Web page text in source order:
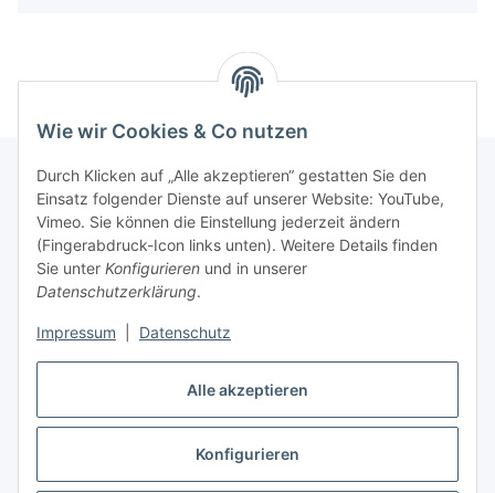
Alle akzeptieren
Konfigurieren
Wie wir Cookies & Co nutzen
Durch Klicken auf „Alle akzeptieren“ gestatten Sie den
Einsatz folgender Dienste auf unserer Website: YouTube,
Vimeo. Sie können die Einstellung jederzeit ändern
(Fingerabdruck-Icon links unten). Weitere Details finden
Sie unter Konfigurieren und in unserer
Datenschutzerklärung.
Impressum Datenschutz
Informationen
Gesetzliche Informationen
Vertrag widerrufen